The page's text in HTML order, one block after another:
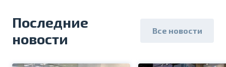
Последние
новости
Все новости